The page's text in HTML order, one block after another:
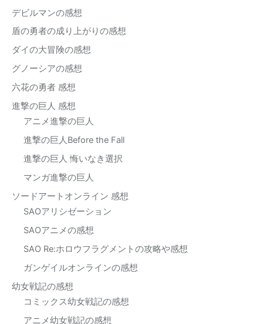
デビルマンの感想
盾の勇者の成り上がりの感想
ダイの大冒険の感想
グノーシアの感想
六花の勇者 感想
進撃の巨人 感想
アニメ進撃の巨人
進撃の巨人Before the Fall
進撃の巨人 悔いなき選択
マンガ進撃の巨人
ソードアートオンライン 感想
SAOアリシゼーション
SAOアニメの感想
SAO Re:ホロウフラグメントの攻略や感想
ガンゲイルオンラインの感想
幼女戦記の感想
コミックス幼女戦記の感想
アニメ幼女戦記の感想